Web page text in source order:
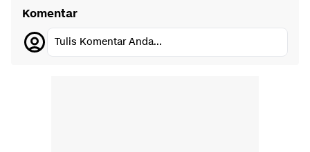
Komentar
Tulis Komentar Anda...